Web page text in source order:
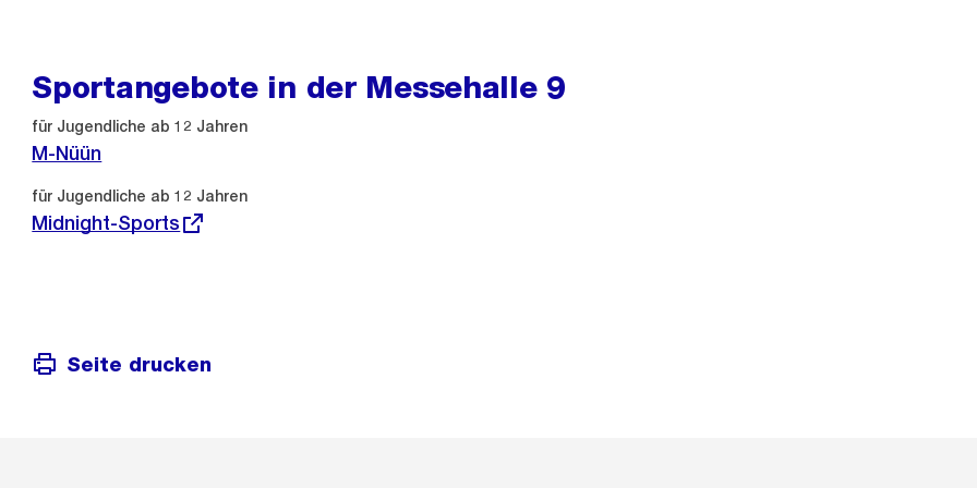
Sportangebote in der Messehalle 9
für Jugendliche ab 12 Jahren
M-Nüün
für Jugendliche ab 12 Jahren
Externer
Link:
Midnight-Sports
Seite drucken